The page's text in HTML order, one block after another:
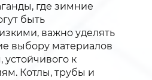
где зимние
быть
важно уделять
выбору материалов
устойчивого к
Котлы, трубы и